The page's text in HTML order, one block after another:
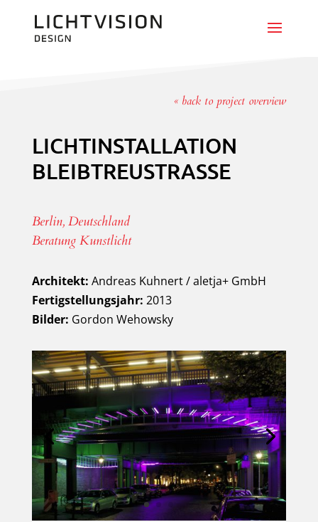
« back to project overview
LICHTINSTALLATION
BLEIBTREUSTRASSE
Berlin, Deutschland
Beratung Kunstlicht
Architekt: Andreas Kuhnert / aletja+ GmbH
Fertigstellungsjahr: 2013
Bilder: Gordon Wehowsky